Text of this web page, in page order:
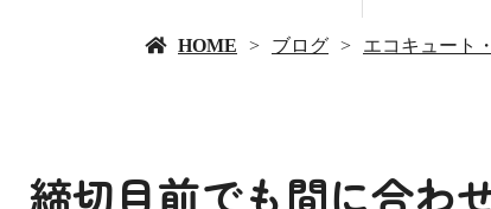
HOME ブログ エコキュート
締切目前でも間に合わ